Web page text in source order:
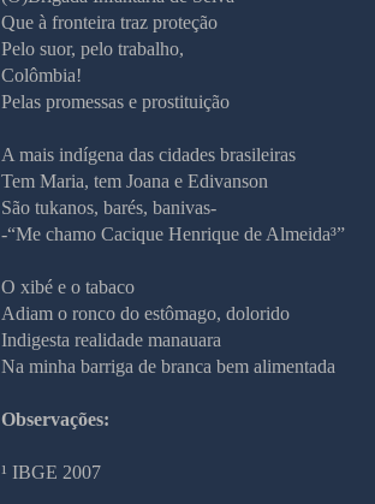
Que à fronteira traz proteção
Pelo suor, pelo trabalho,
Colômbia!
Pelas promessas e prostituição
A mais indígena das cidades brasileiras
Tem Maria, tem Joana e Edivanson
São tukanos, barés, banivas-
-“Me chamo Cacique Henrique de Almeida³”
O xibé e o tabaco
Adiam o ronco do estômago, dolorido
Indigesta realidade manauara
Na minha barriga de branca bem alimentada
Observações:
¹ IBGE 2007